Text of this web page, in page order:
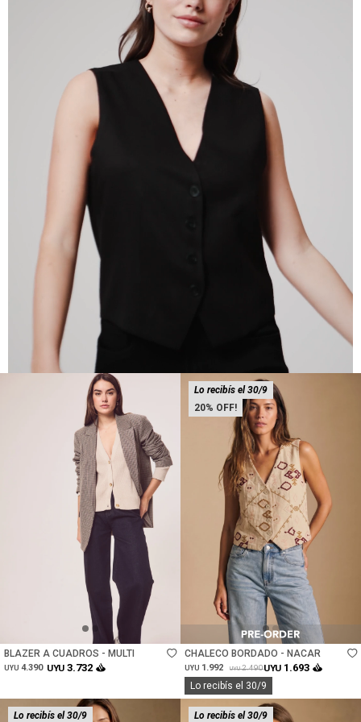
BLAZER A CUADROS - MULTI
UYU 4.390 UYU 3.732
20
Lo recibís el 30/9
Talle
CHALECO BORDADO - NACAR
UYU 1.992 UYU 2.490UYU 1.693
Lo recibís el 30/9
Lo recibís el 30/9 Lo recibís el 30/9